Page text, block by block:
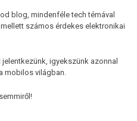
blog, mindenféle tech témával
számos érdekes elektronikai
igyekszünk azonnal
mobilos világban.